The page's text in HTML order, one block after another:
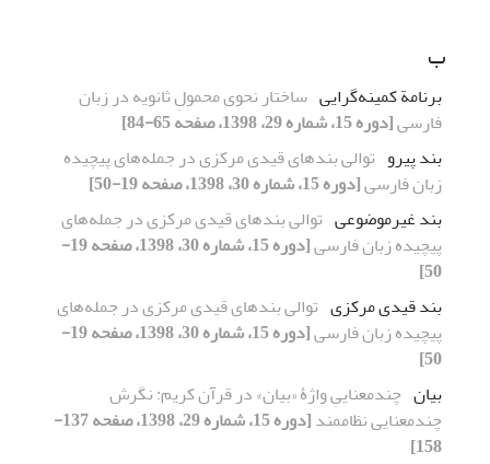
ب
برنامة کمینه‌گرایی ساختار نحوی محمولِ ثانویه در زبان
فارسی[دوره 15، شماره 29، 1398، صفحه 65-84]
بند پیرو توالی بندهای قیدی مرکزی در جمله‌های پیچیده
زبان فارسی[دوره 15، شماره 30، 1398، صفحه 19-50]
بند غیرموضوعی توالی بندهای قیدی مرکزی در جمله‌های
پیچیده زبان فارسی
[دوره 15، شماره 30، 1398، صفحه 19-
50]
بند قیدی مرکزی توالی بندهای قیدی مرکزی در جمله‌های
پیچیده زبان فارسی
[دوره 15، شماره 30، 1398، صفحه 19-
50]
بیان چندمعناییِ واژۀ «بیان» در قرآن کریم: نگرش
چندمعنایی نظام‏مند
[دوره 15، شماره 29، 1398، صفحه 137-
158]